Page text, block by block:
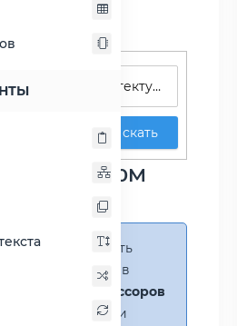
Искать
2970M
M 730
Можно добавить
процессоров в
(до 14 процессоров
. В случае если